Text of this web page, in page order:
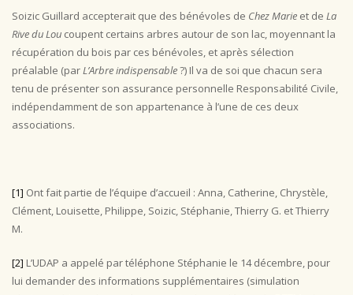
Soizic Guillard accepterait que des bénévoles de Chez Marie et de La
Rivedu Lou coupent certains arbres autour de son lac, moyennant la
récupération du bois par ces bénévoles, et après sélection
préalable (parL’Arbre indispensable?) Il va de soi que chacun sera
tenu de présenter son assurance personnelle Responsabilité Civile,
indépendamment de son appartenance à l’une de ces deux
associations.
[1] Ont fait partie de l’équipe d’accueil : Anna, Catherine, Chrystèle,
Clément, Louisette, Philippe, Soizic, Stéphanie, Thierry G. et Thierry
M.
[2] L’UDAP a appelé par téléphone Stéphanie le 14 décembre, pour
lui demander des informations supplémentaires (simulation